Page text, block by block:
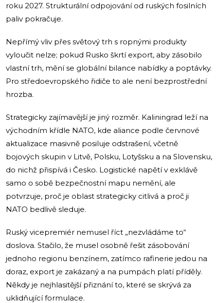
roku 2027. Strukturální odpojování od ruských fosilních
paliv pokračuje.
Nepřímý vliv přes světový trh s ropnými produkty
vyloučit nelze; pokud Rusko škrtí export, aby zásobilo
vlastní trh, mění se globální bilance nabídky a poptávky.
Pro středoevropského řidiče to ale není bezprostřední
hrozba.
Strategicky zajímavější je jiný rozměr. Kaliningrad leží na
východním křídle NATO, kde aliance podle červnové
aktualizace masivně posiluje odstrašení, včetně
bojových skupin v Litvě, Polsku, Lotyšsku a na Slovensku,
do nichž přispívá i Česko. Logistické napětí v exklávě
samo o sobě bezpečnostní mapu nemění, ale
potvrzuje, proč je oblast strategicky citlivá a proč ji
NATO bedlivě sleduje.
Ruský vicepremiér nemusel říct „nezvládáme to“
doslova. Stačilo, že musel osobně řešit zásobování
jednoho regionu benzínem, zatímco rafinerie jedou na
doraz, export je zakázaný a na pumpách platí příděly.
Někdy je nejhlasitější přiznání to, které se skrývá za
uklidňující formulace.